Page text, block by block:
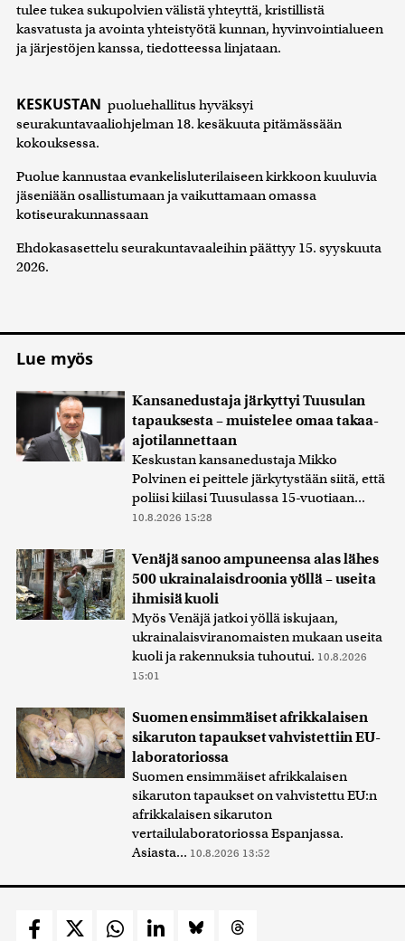
tulee tukea sukupolvien välistä yhteyttä, kristillistä
kasvatusta ja avointa yhteistyötä kunnan, hyvinvointialueen
ja järjestöjen kanssa, tiedotteessa linjataan.
KESKUSTAN puoluehallitus hyväksyi
seurakuntavaaliohjelman 18. kesäkuuta pitämässään
kokouksessa.
Puolue kannustaa evankelisluterilaiseen kirkkoon kuuluvia
jäseniään osallistumaan ja vaikuttamaan omassa
kotiseurakunnassaan
Ehdokasasettelu seurakuntavaaleihin päättyy 15. syyskuuta
2026.
Lue myös
Kansanedustaja järkyttyi Tuusulan
tapauksesta – muistelee omaa takaa-
ajotilannettaan
Keskustan kansanedustaja Mikko
Polvinen ei peittele järkytystään siitä, että
poliisi kiilasi Tuusulassa 15-vuotiaan...
10.8.2026 15:28
Venäjä sanoo ampuneensa alas lähes
500 ukrainalaisdroonia yöllä – useita
ihmisiä kuoli
Myös Venäjä jatkoi yöllä iskujaan,
ukrainalaisviranomaisten mukaan useita
kuoli ja rakennuksia tuhoutui. 10.8.2026
15:01
Suomen ensimmäiset afrikkalaisen
sikaruton tapaukset vahvistettiin EU-
laboratoriossa
Suomen ensimmäiset afrikkalaisen
sikaruton tapaukset on vahvistettu EU:n
afrikkalaisen sikaruton
vertailulaboratoriossa Espanjassa.
Asiasta... 10.8.2026 13:52